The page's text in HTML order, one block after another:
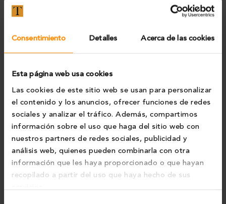
Consentimiento Detalles Acerca de las cookies
Esta página web usa cookies
Las cookies de este sitio web se usan para personalizar
el contenido y los anuncios, ofrecer funciones de redes
sociales y analizar el tráfico. Además, compartimos
información sobre el uso que haga del sitio web con
nuestros partners de redes sociales, publicidad y
análisis web, quienes pueden combinarla con otra
información que les haya proporcionado o que hayan
recopilado a partir del uso que haya hecho de sus
3 SALUD Y BIENESTAR
Creemos firmemente en el bienestar de nuestros
trabajadores. Hemos implantado acciones en
materia de Prevención de Riesgos Laborales, de
cultura preventiva, flexibilidad horaria y
teletrabajo.